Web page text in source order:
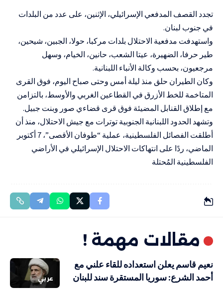
تجدد القصف المدفعي الإسرائيلي، الإثنين، على عدد من البلدات
في جنوب لبنان.
واستهدفت مدفعية الاحتلال بلدات مركبا، حولا، الجبين، شيحين،
طير حرفا، الضهيرة، عيتا الشعب، حانين، الخيام، وسهل
مرجعيون، بحسب وكالة الأنباء اللبنانية.
وكان الطيران حلق منذ ليلة أمس وحتى صباح اليوم، فوق القرى
المتاخمة للخط الأزرق في القطاعين الغربي والأوسط، بالتزامن
مع إطلاق القنابل المضيئة فوق قرى قضاءي صور وبنت جبيل.
وتشهد الحدود اللبنانية الجنوبية توترات مع جيش الاحتلال، منذ أن
أطلقت الفصائل الفلسطينية، عملية “طوفان الأقصى”، 7 أكتوبر
الماضي، ردًا على انتهاكات الاحتلال الإسرائيلي في الأراضي
الفلسطينية المُحتلة
مقالات مهمة !
عربي
نعيم قاسم يعلن استعداده للقاء علني مع
أحمد الشرع: سوريا المستقرة سند للبنان